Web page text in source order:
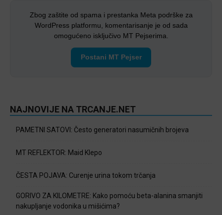
Zbog zaštite od spama i prestanka Meta podrške za
WordPress platformu, komentarisanje je od sada
omogućeno isključivo MT Pejserima.
Postani MT Pejser
NAJNOVIJE NA TRCANJE.NET
PAMETNI SATOVI: Često generatori nasumičnih brojeva
MT REFLEKTOR: Maid Klepo
ČESTA POJAVA: Curenje urina tokom trčanja
GORIVO ZA KILOMETRE: Kako pomoću beta-alanina smanjiti
nakupljanje vodonika u mišićima?